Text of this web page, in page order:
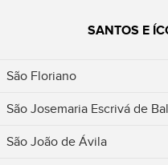
SANTOS E
São Floriano
São Josemaria Escrivá de
São João de Ávila